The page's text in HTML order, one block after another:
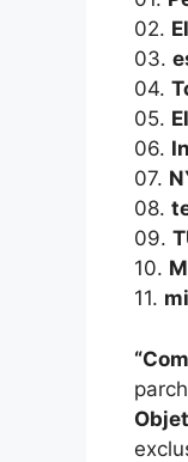
02.
03.
04.
05.
06.
07.
08.
09.
10.
11.